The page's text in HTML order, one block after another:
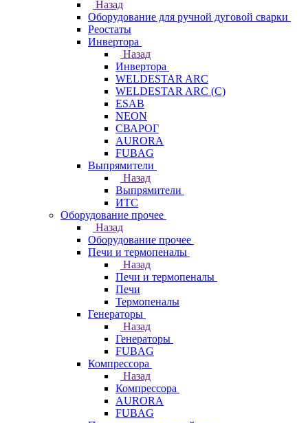
Назад
Оборудование для ручной дуговой сварки
Реостаты
Инвертора
Назад
Инвертора
WELDESTAR ARC
WELDESTAR ARC (С)
ESAB
NEON
СВАРОГ
AURORA
FUBAG
Выпрямители
Назад
Выпрямители
ИТС
Оборудование прочее
Назад
Оборудование прочее
Печи и термопеналы
Назад
Печи и термопеналы
Печи
Термопеналы
Генераторы
Назад
Генераторы
FUBAG
Компрессора
Назад
Компрессора
AURORA
FUBAG